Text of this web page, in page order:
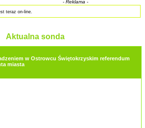
- Reklama -
teraz on-line.
Aktualna sonda
w Ostrowcu Świętokrzyskim referendum
miasta